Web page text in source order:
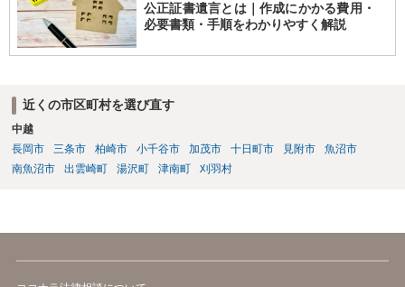
公正証書遺言とは｜作成にかかる費用・
必要書類・手順をわかりやすく解説
近くの市区町村を選び直す
中越
長岡市
三条市 柏崎市 小千谷市 加茂市 十日町市 見附市
魚沼市
南魚沼市
出雲崎町 湯沢町 津南町 刈羽村